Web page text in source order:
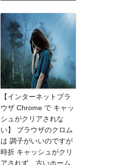
【インターネットブラ
ウザ Chrome で キャッ
シュがクリアされな
い】 ブラウザのクロム
は 調子がいいのですが
時折 キャッシュがクリ
アされず、古いホーム